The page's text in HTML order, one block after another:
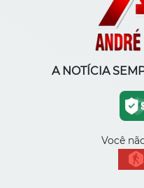
A NOTÍCIA
Você